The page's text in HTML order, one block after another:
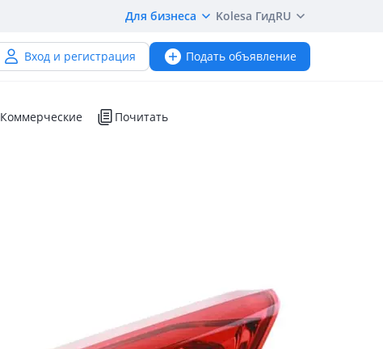
Для бизнеса Kolesa ГидRU
Вход и регистрация Подать объявление
Коммерческие Почитать